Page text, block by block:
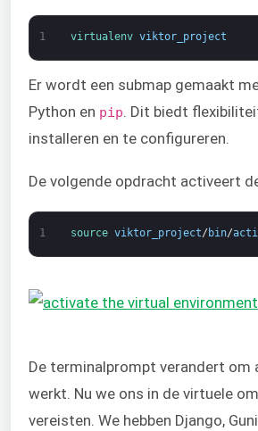
1 virtualenv viktor_project
Er wordt een submap gemaakt
Python en pip . Dit biedt
installeren en te configureren.
De volgende opdracht activeert
1 source viktor_project/ bin/
De terminalprompt verandert om
werkt. Nu we ons in de virtuele
vereisten. We hebben Django,